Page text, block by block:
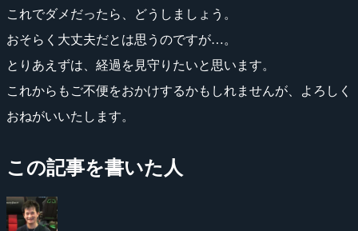
これでダメだったら、どうしましょう。
おそらく大丈夫だとは思うのですが…。
とりあえずは、経過を見守りたいと思います。
これからもご不便をおかけするかもしれませんが、よろしく
おねがいいたします。
この記事を書いた人